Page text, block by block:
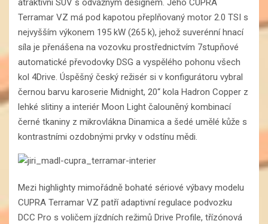
atraktivní SUV s odvážným designem. Jeho CUPRA
Terramar VZ má pod kapotou přeplňovaný motor 2.0 TSI s
nejvyšším výkonem 195 kW (265 k), jehož suverénní hnací
síla je přenášena na vozovku prostřednictvím 7stupňové
automatické převodovky DSG a vyspělého pohonu všech
kol 4Drive. Úspěšný český režisér si v konfigurátoru vybral
černou barvu karoserie Midnight, 20“ kola Hadron Copper z
lehké slitiny a interiér Moon Light čalouněný kombinací
černé tkaniny z mikrovlákna Dinamica a šedé umělé kůže s
kontrastními ozdobnými prvky v odstínu mědi.
Mezi highlighty mimořádně bohaté sériové výbavy modelu
CUPRA Terramar VZ patří adaptivní regulace podvozku
DCC Pro s voličem jízdních režimů Drive Profile, třízónová